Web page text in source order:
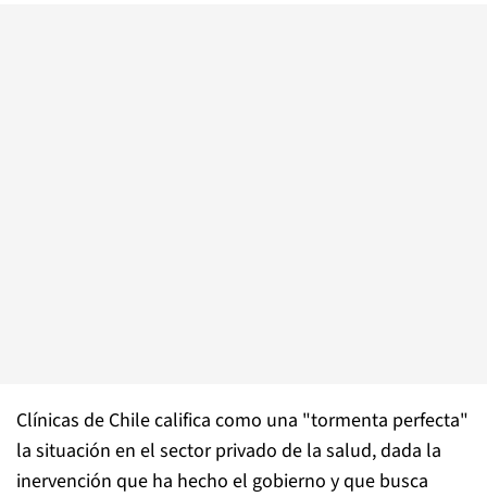
Clínicas de Chile califica como una "tormenta perfecta"
la situación en el sector privado de la salud, dada la
inervención que ha hecho el gobierno y que busca